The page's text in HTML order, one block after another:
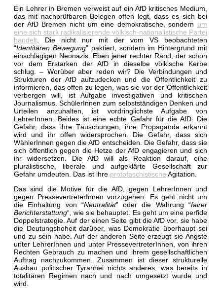
Ein Lehrer in Bremen verweist auf ein AfD kritisches Medium,
das mit nachprüfbaren Belegen offen legt, dass es sich bei
der AfD Bremen nicht um eine demokratische, sondern um
eine sich stark radikalisierende völkisch-nationalistische Partei
handelt . Die nicht nur mit der vom VS beobachteten
“Identitären Bewegung” paktiert, sondern im Hintergrund mit
einschlägigen Neonazis. Eben jener rechter Rand, der schon
vor dem Erstarken der AfD in dieselbe völkische Kerbe
schlug. – Worüber aber reden wir? Die Verbindungen und
Strukturen der AfD aufzudecken und die Öffentlichkeit zu
informieren, das offen zu legen, was sie vor der Öffentlichkeit
verbergen will, ist Aufgabe investigativen und kritischen
Journalismus. SchülerInnen zum selbstständigen Denken und
Urteilen anzuhalten, ist vordringlichste Aufgabe von
LehrerInnen. Beides ist eine echte Gefahr für die AfD. Die
Gefahr, dass ihre Täuschungen, ihre Propaganda erkannt
wird und ihr offen widersprochen. Die Gefahr, dass sich
WählerInnen gegen die AfD entscheiden. Die Gefahr, dass sie
sich öffentlich gegen die Hetze der AfD engagieren und sich
ihr widersetzen. Die AfD will als Reaktion darauf, eine
pluralistische, liberale und aufgeklärte Gesellschaft zur
Gefahr umdeuten. Das ist ihre protofaschistische Agitation.
Das sind die Motive für die AfD, gegen LehrerInnen und
gegen PressevertreterInnen vorzugehen. Es geht nicht um
die Einhaltung von “Neutralität” oder die Wahrung “fairer
Berichterstattung“, wie sie behauptet. Es geht um eine perfide
Doppelstrategie. Auf der einen Seite gibt die AfD vor. sie habe
die Deutungshoheit darüber, was Demokratie überhaupt sei
und zu sein habe. Auf der anderen Seite erzeugt sie Ängste
unter LehrerInnen und unter PressevertreterInnen, von ihren
Rechten Gebrauch zu machen und ihrem gesellschaftlichen
Auftrag nachzukommen. Zusammen ist dieser strukturelle
Ausbau politischer Tyrannei nichts anderes, was bereits in
totalitären Regimen nach und nach umgesetzt wurde und
wird.